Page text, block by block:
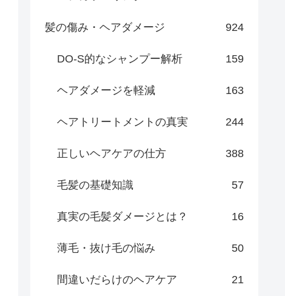
髪の傷み・ヘアダメージ 924
DO-S的なシャンプー解析 159
ヘアダメージを軽減 163
ヘアトリートメントの真実 244
正しいヘアケアの仕方 388
毛髪の基礎知識 57
真実の毛髪ダメージとは？ 16
薄毛・抜け毛の悩み 50
間違いだらけのヘアケア 21